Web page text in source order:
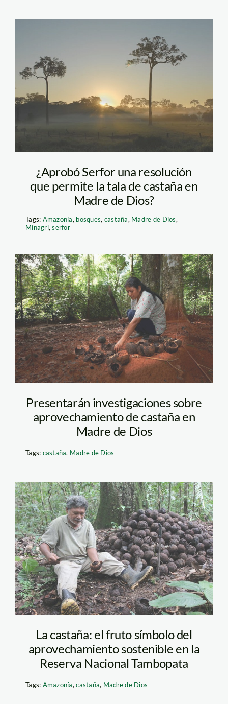
¿Aprobó Serfor una resolución
que permite la tala de castaña en
Madre de Dios?
Tags: Amazonía, bosques, castaña, Madre de Dios,
Minagri,serfor
Presentarán investigaciones sobre
aprovechamiento de castaña en
Madre de Dios
Tags: castaña, Madre de Dios
castaña_fraser
La castaña: el fruto símbolo del
aprovechamiento sostenible en la
Reserva Nacional Tambopata
Tags: Amazonía,castaña, Madre de Dios